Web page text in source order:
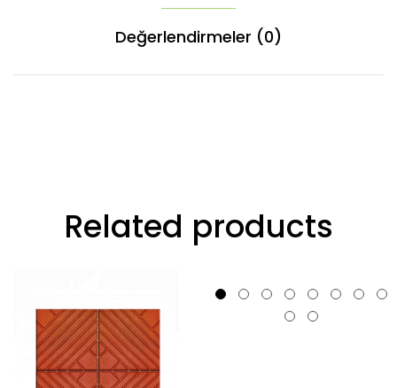
Değerlendirmeler (0)
Related products